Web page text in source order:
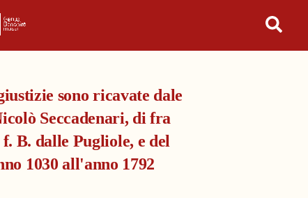
sono ricavate dale
Seccadenari, di fra
B. dalle Pugliole, e del
1030 all'anno 1792